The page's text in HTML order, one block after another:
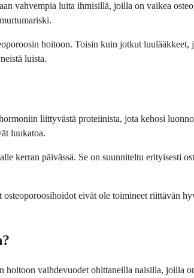
vahvempia luita ihmisillä, joilla on vaikea
hoitoon. Toisin kuin jotkut
luista.
liittyvästä proteiinista, jota kehosi
luukatoa.
kerran päivässä. Se on suunniteltu
osteoporoosihoidot eivät ole toimineet riittävän
hoitoon vaihdevuodet ohittaneilla naisilla,